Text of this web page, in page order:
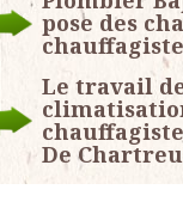
pose des
chauffagiste
Le travail
De